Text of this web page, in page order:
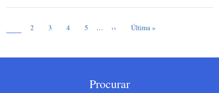
Page
2 Page
3 Page
4 Page
5 … Próxima página
›› Última página
Última »
Procurar